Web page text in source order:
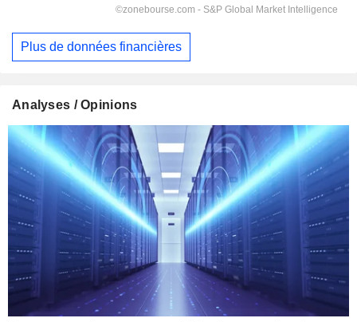
Plus de données financières
Analyses / Opinions